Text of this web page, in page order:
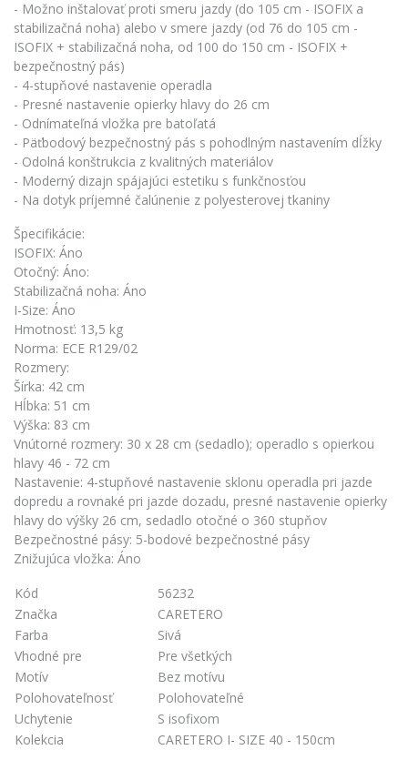
- Možno inštalovať proti smeru jazdy (do 105 cm - ISOFIX a
stabilizačná noha) alebo v smere jazdy (od 76 do 105 cm -
ISOFIX + stabilizačná noha, od 100 do 150 cm - ISOFIX +
bezpečnostný pás)
- 4-stupňové nastavenie operadla
- Presné nastavenie opierky hlavy do 26 cm
- Odnímateľná vložka pre batoľatá
- Päťbodový bezpečnostný pás s pohodlným nastavením dĺžky
- Odolná konštrukcia z kvalitných materiálov
- Moderný dizajn spájajúci estetiku s funkčnosťou
- Na dotyk príjemné čalúnenie z polyesterovej tkaniny
Špecifikácie:
ISOFIX: Áno
Otočný: Áno:
Stabilizačná noha: Áno
I-Size: Áno
Hmotnosť: 13,5 kg
Norma: ECE R129/02
Rozmery:
Šírka: 42 cm
Hĺbka: 51 cm
Výška: 83 cm
Vnútorné rozmery: 30 x 28 cm (sedadlo); operadlo s opierkou
hlavy 46 - 72 cm
Nastavenie: 4-stupňové nastavenie sklonu operadla pri jazde
dopredu a rovnaké pri jazde dozadu, presné nastavenie opierky
hlavy do výšky 26 cm, sedadlo otočné o 360 stupňov
Bezpečnostné pásy: 5-bodové bezpečnostné pásy
Znižujúca vložka: Áno
Kód
56232
Značka
CARETERO
Farba
Sivá
Vhodné pre
Pre všetkých
Motív
Bez motívu
Polohovateľnosť
Polohovateľné
Uchytenie
S isofixom
Kolekcia
CARETERO I- SIZE 40 - 150cm